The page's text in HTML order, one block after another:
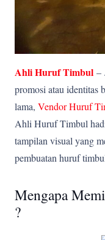
Ahli Huruf Timbul –
promosi atau identitas
lama, Vendor Huruf
Ahli Huruf Timbul
tampilan visual yang
pembuatan huruf
Mengapa
?